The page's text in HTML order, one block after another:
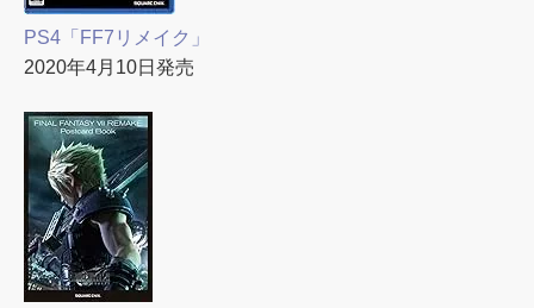
PS4「FF7リメイク」
2020年4月10日発売